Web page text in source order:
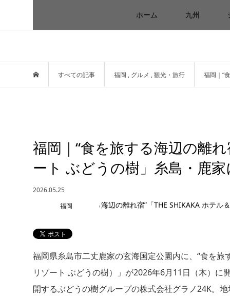
ホーム 九州
すべての記事 福岡 , グルメ ,観光・旅行 福岡｜“
福岡｜“食を旅する海辺の離
ート ぶどうの樹」糸島・鹿
2026.05.25
福岡
福岡県糸島市二丈鹿家の玄海国定公園内に、“食を旅
リゾート ぶどうの樹）」が2026年6月11日（木）
開するぶどうの樹グループの株式会社グラノ24K。